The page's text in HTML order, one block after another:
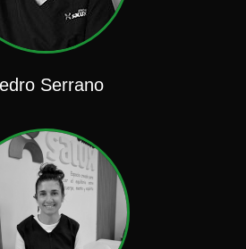
Serrano